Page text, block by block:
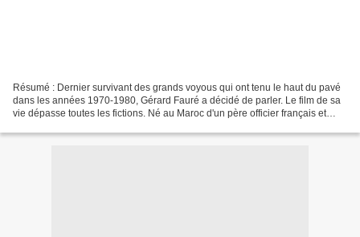
Résumé : Dernier survivant des grands voyous qui ont tenu le haut du pavé
dans les années 1970-1980, Gérard Fauré a décidé de parler. Le film de sa
vie dépasse toutes les fictions. Né au Maroc d'un père officier français et